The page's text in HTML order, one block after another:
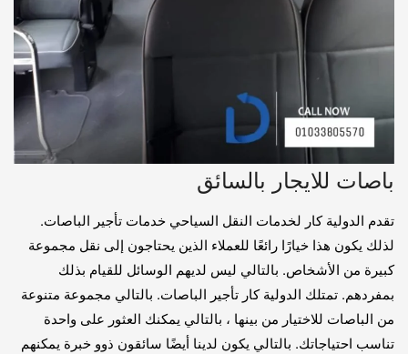
باصات للايجار بالسائق
تقدم الدولية كار لخدمات النقل السياحي خدمات تأجير الباصات.
لذلك يكون هذا خيارًا رائعًا للعملاء الذين يحتاجون إلى نقل مجموعة
كبيرة من الأشخاص. بالتالي ليس لديهم الوسائل للقيام بذلك
بمفردهم. تمتلك الدولية كار تأجير الباصات. بالتالي مجموعة متنوعة
من الباصات للاختيار من بينها ، بالتالي يمكنك العثور على واحدة
تناسب احتياجاتك. بالتالي يكون لدينا أيضًا سائقون ذوو خبرة يمكنهم